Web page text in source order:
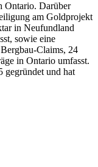
Ontario. Darüber
am Goldprojekt
in Neufundland
sowie eine
Claims, 24
in Ontario umfasst.
gegründet und hat